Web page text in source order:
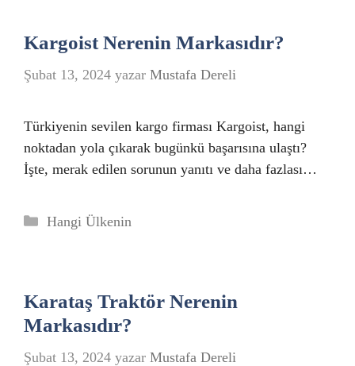
Kargoist Nerenin Markasıdır?
Şubat 13, 2024 yazar Mustafa Dereli
Türkiyenin sevilen kargo firması Kargoist, hangi
noktadan yola çıkarak bugünkü başarısına ulaştı?
İşte, merak edilen sorunun yanıtı ve daha fazlası…
Kategoriler
Hangi Ülkenin
Karataş Traktör Nerenin
Markasıdır?
Şubat 13, 2024 yazar Mustafa Dereli